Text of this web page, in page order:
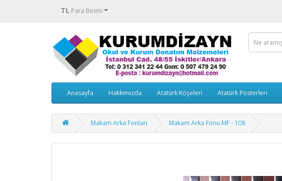
TL Para Birimi
Anasayfa Hakkımızda Atatürk Köşeleri Atatürk Posterleri
Makam Arka Fonları Makam Arka Fonu MF - 108